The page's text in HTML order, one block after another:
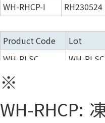
WH-RHCP-I
RH230524
Product Code
Lot
WH-RLSC
WH-
WH-RLSC
WH-RLKC
WH-
※
WH-RHCP: